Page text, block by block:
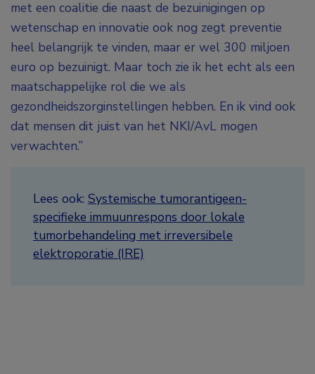
met een coalitie die naast de bezuinigingen op
wetenschap en innovatie ook nog zegt preventie
heel belangrijk te vinden, maar er wel 300 miljoen
euro op bezuinigt. Maar toch zie ik het echt als een
maatschappelijke rol die we als
gezondheidszorginstellingen hebben. En ik vind ook
dat mensen dit juist van het NKI/AvL mogen
verwachten.”
Lees ook: Systemische tumorantigeen-
specifieke immuunrespons door lokale
tumorbehandeling met irreversibele
elektroporatie (IRE)